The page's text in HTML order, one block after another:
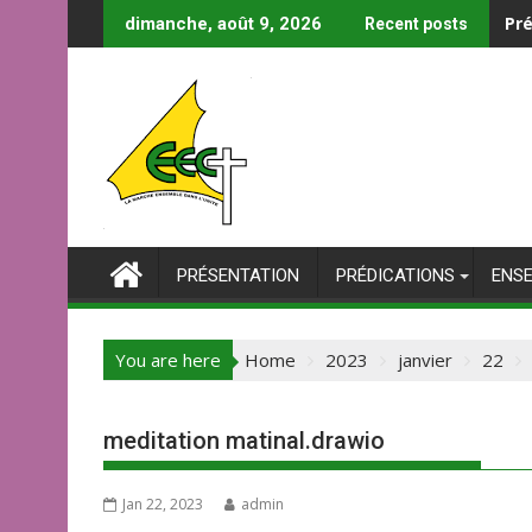
to
dimanche, août 9, 2026 Recent posts
PRÉSENTATION PRÉDICATIONS
You are here Home 2023 janvier 22
meditation matinal.drawio
Jan 22, 2023 admin